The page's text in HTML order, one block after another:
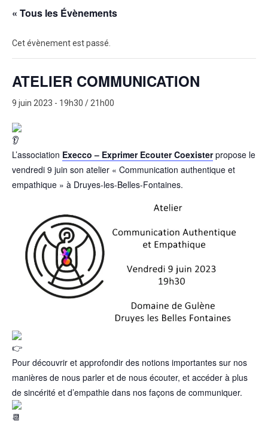
« Tous les Évènements
Cet évènement est passé.
ATELIER COMMUNICATION
9 juin 2023 - 19h30 /21h00
L’association Execco – Exprimer Ecouter Coexisterpropose le
vendredi 9 juin son atelier « Communication authentique et
empathique » à Druyes-les-Belles-Fontaines.
Pour découvrir et approfondir des notions importantes sur nos
manières de nous parler et de nous écouter, et accéder à plus
de sincérité et d’empathie dans nos façons de communiquer.